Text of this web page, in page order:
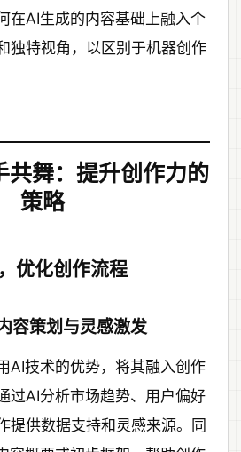
在AI生成的内容基础上融入个
独特视角，以区别于机器创作
共舞：提升创作力的
策略
优化创作流程
容策划与灵感激发
AI技术的优势，将其融入创作
过AI分析市场趋势、用户偏好
提供数据支持和灵感来源。同